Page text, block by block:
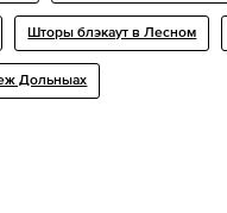
Шторы блэкаут в Лесном
Дольныах